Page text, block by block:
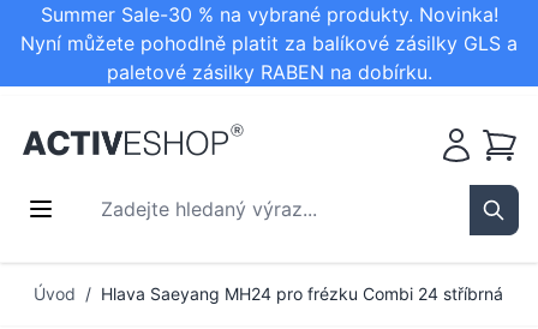
Summer Sale-30 % na vybrané produkty. Novinka!
Nyní můžete pohodlně platit za balíkové zásilky GLS a
paletové zásilky RABEN na dobírku.
Zadejte hledaný výraz...
Košík
Úvod / Hlava Saeyang MH24 pro frézku Combi 24 stříbrná